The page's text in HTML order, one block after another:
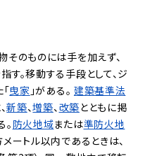
そのものには手を加えず、
。移動する手段として、ジ
曳家 」がある。 建築基準法
新築、増築、改築とともに掲
防火地域または準防火地
ートル以内であるときは、